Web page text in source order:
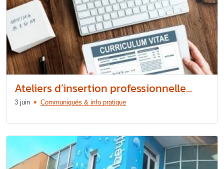
Ateliers d’insertion professionnelle...
3 juin Communiqués & info pratique